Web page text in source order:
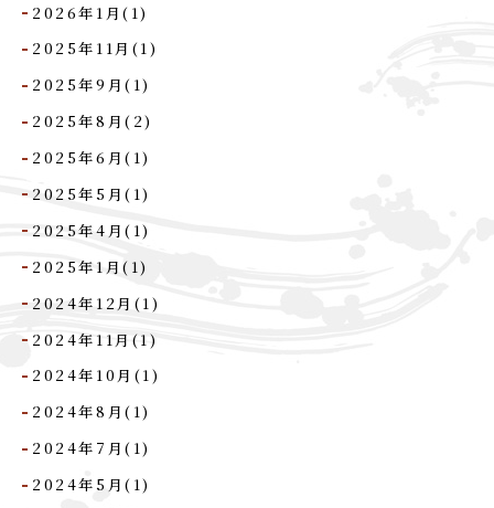
2026年1月(1)
2025年11月(1)
2025年9月(1)
2025年8月(2)
2025年6月(1)
2025年5月(1)
2025年4月(1)
2025年1月(1)
2024年12月(1)
2024年11月(1)
2024年10月(1)
2024年8月(1)
2024年7月(1)
2024年5月(1)